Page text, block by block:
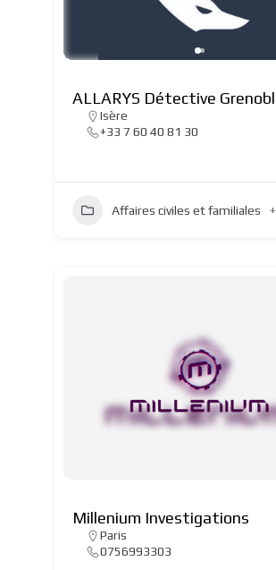
ALLARYS Détective
Isère
+33 7 60 40 81 30
Affaires civiles et familiales
Millenium Investigations
Paris
0756993303